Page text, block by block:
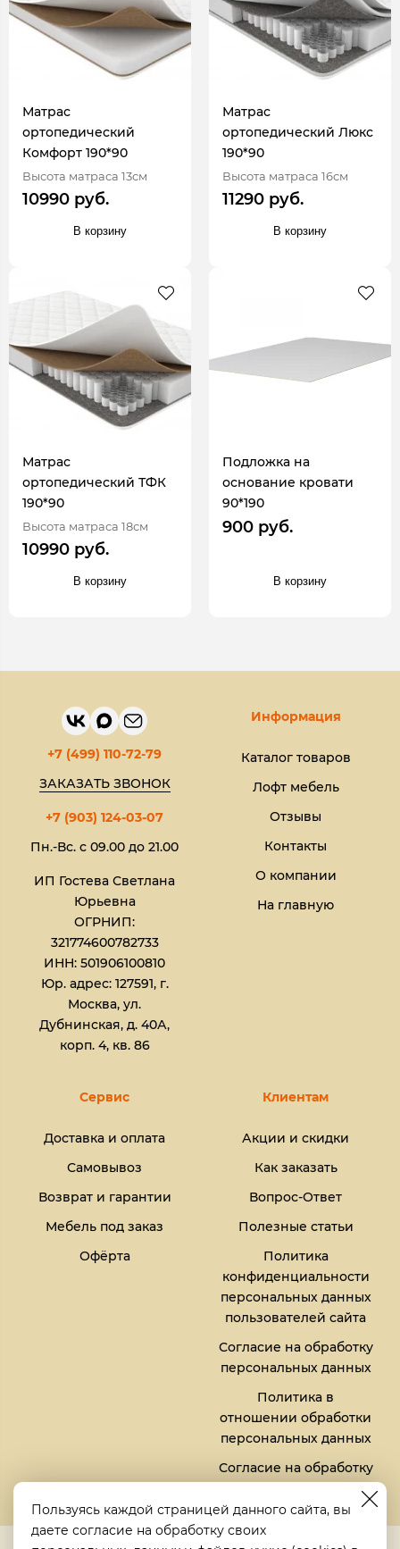
Матрас
ортопедический
Комфорт 190*90
Высота матраса 13см
10990 руб.
В корзину
Матрас
ортопедический Люкс
190*90
Высота матраса 16см
11290 руб.
В корзину
Матрас
ортопедический ТФК
190*90
Высота матраса 18см
10990 руб.
В корзину
Подложка на
основание кровати
90*190
900 руб.
В корзину
+7 (499) 110-72-79
ЗАКАЗАТЬ ЗВОНОК
+7 (903) 124-03-07
Пн.-Вс. с 09.00 до 21.00
ИП Гостева Светлана
Юрьевна​
ОГРНИП:
321774600782733
ИНН: 501906100810
Юр. адрес: 127591, г.
Москва, ул.
Дубнинская, д. 40А,
корп. 4, кв. 86
Информация
Каталог товаров
Лофт мебель
Отзывы
Контакты
О компании
На главную
Сервис
Доставка и оплата
Самовывоз
Возврат и гарантии
Мебель под заказ
Офёрта
Клиентам
Акции и скидки
Как заказать
Вопрос-Ответ
Полезные статьи
Политика
конфиденциальности
персональных данных
пользователей сайта
Согласие на обработку
персональных данных
Политика в
отношении обработки
персональных данных
Согласие на обработку
файлов кукис (cookies)
Пользуясь каждой страницей данного сайта, вы
даете согласие на обработку своих